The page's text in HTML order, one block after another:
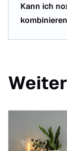
Kann ich